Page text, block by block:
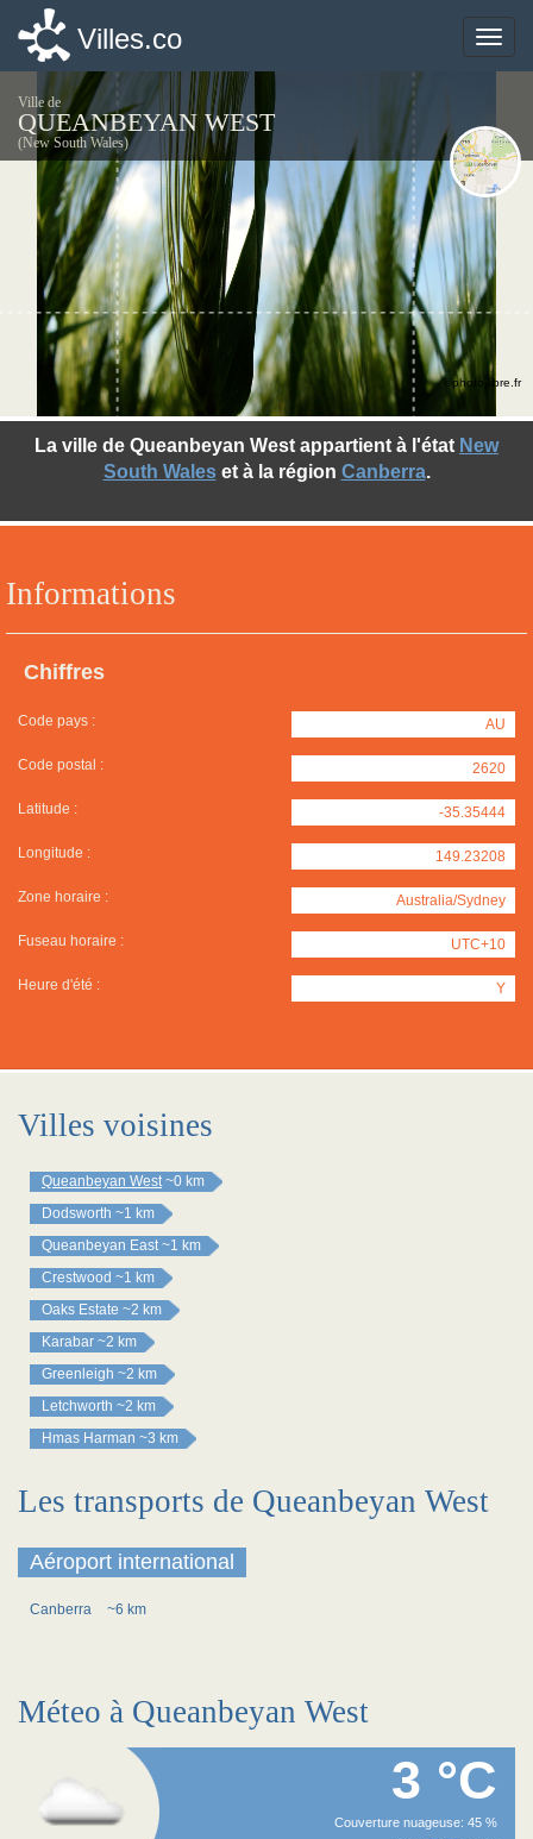
Toggle
Villes.co
Ville de
QUEANBEYAN WEST
(New South Wales)
Informations
Chiffres
Code pays : AU
Code postal : 2620
Latitude : -35.35444
Longitude : 149.23208
Zone horaire : Australia/Sydney
Fuseau horaire : UTC+10
Heure d'été : Y
La ville de Queanbeyan West appartient à l'état New
South Waleset à la région Canberra.
©photo-libre.fr
Villes voisines
Queanbeyan West ~0 km
Dodsworth ~1 km
Queanbeyan East ~1 km
Crestwood ~1 km
Oaks Estate ~2 km
Karabar ~2 km
Greenleigh ~2 km
Letchworth ~2 km
Hmas Harman ~3 km
Les transports de Queanbeyan West
Aéroport international
Canberra ~6 km
Méteo à Queanbeyan West
3 °C
Couverture nuageuse: 45 %
Toggle
Villes.co